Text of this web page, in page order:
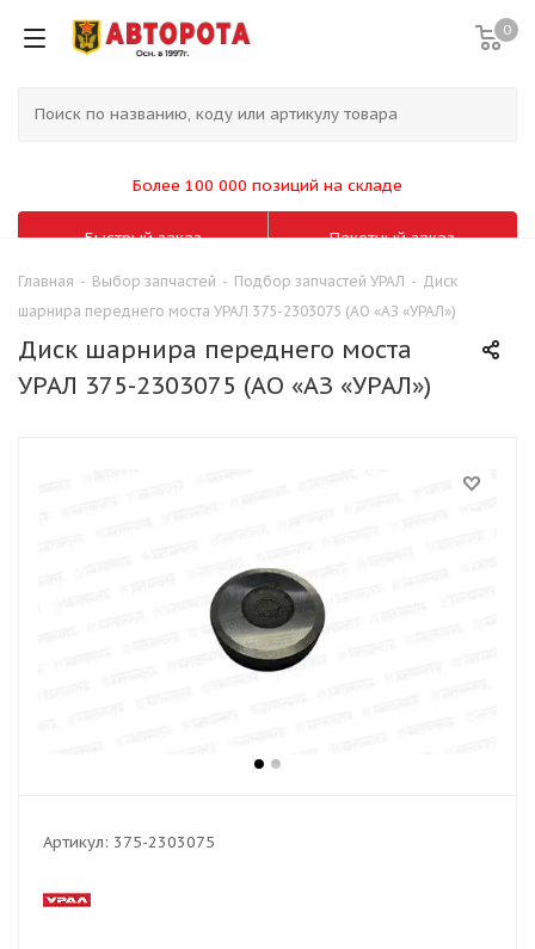
0
Более 100 000 позиций на складе
Быстрый заказ Пакетный заказ
Главная - Выбор запчастей - Подбор запчастей УРАЛ - Диск
шарнира переднего моста УРАЛ 375-2303075 (АО «АЗ «УРАЛ»)
Диск шарнира переднего моста
УРАЛ 375-2303075 (АО «АЗ «УРАЛ»)
Артикул: 375-2303075